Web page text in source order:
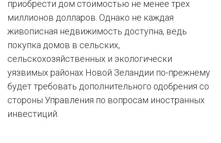
приобрести дом стоимостью не менее трех
миллионов долларов. Однако не каждая
живописная недвижимость доступна, ведь
покупка домов в сельских,
сельскохозяйственных и экологически
уязвимых районах Новой Зеландии по-прежнему
будет требовать дополнительного одобрения со
стороны Управления по вопросам иностранных
инвестиций.